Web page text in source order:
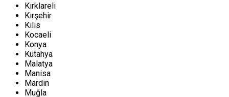
Kırklareli
Kırşehir
Kilis
Kocaeli
Konya
Kütahya
Malatya
Manisa
Mardin
Muğla